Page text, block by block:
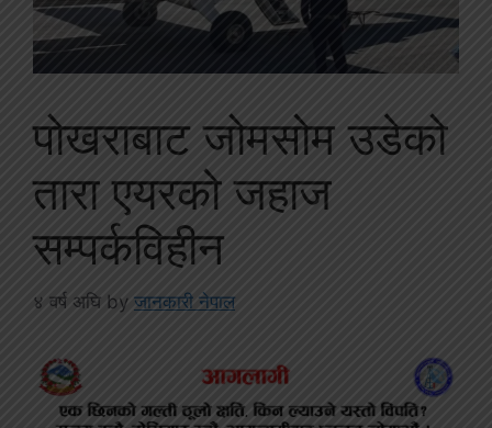
पोखराबाट जोमसोम उडेको
तारा एयरको जहाज
सम्पर्कविहीन
४ वर्ष अघि by जानकारी नेपाल